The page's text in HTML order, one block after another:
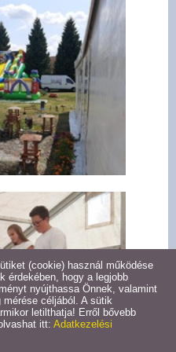
(cookie) használ működése
érdekében, hogy a legjobb
nyújthassa Önnek, valamint
mérése céljából. A sütik
letilthatja! Erről bővebb
itt: Adatkezelési